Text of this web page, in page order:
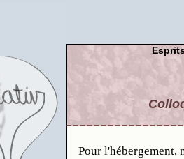
Pour l'hébergement,